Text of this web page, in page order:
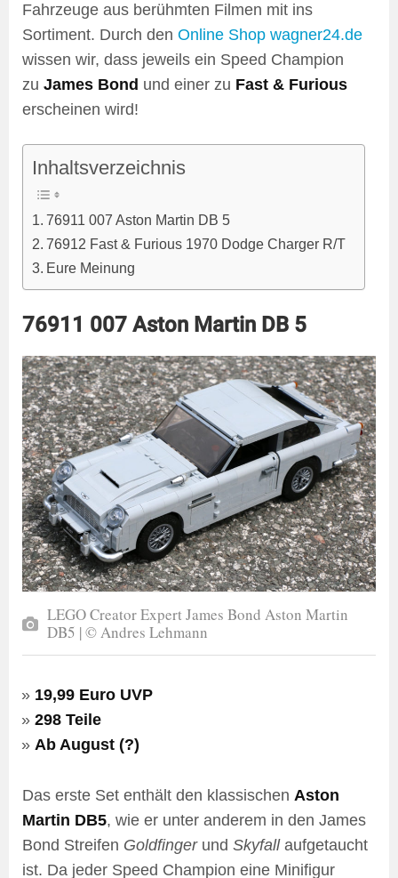
Fahrzeuge aus berühmten Filmen mit ins
Sortiment. Durch den Online Shop wagner24.de
wissen wir, dass jeweils ein Speed Champion
zu James Bond und einer zu Fast & Furious
erscheinen wird!
Inhaltsverzeichnis
76911 007 Aston Martin DB 5
76912 Fast & Furious 1970 Dodge Charger R/T
Eure Meinung
76911 007 Aston Martin DB 5
LEGO Creator Expert James Bond Aston Martin
DB5 | © Andres Lehmann
19,99 Euro UVP
298 Teile
Ab August (?)
Das erste Set enthält den klassischen Aston
Martin DB5, wie er unter anderem in den James
Bond Streifen Goldfingerund Skyfallaufgetaucht
ist. Da jeder Speed Champion eine Minifigur